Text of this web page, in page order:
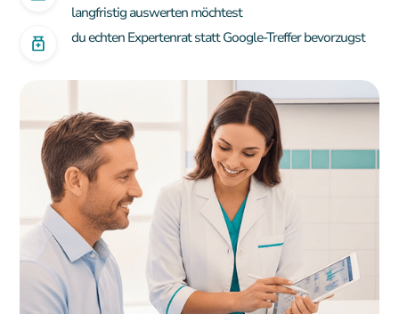
langfristig auswerten möchtest
du echten Expertenrat statt Google-Treffer bevorzugst